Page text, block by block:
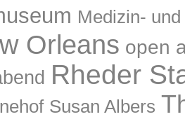
Medizin-
Orleans open
Rheder
Susan Albers